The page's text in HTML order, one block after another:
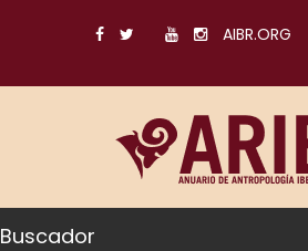
AIBR.ORG
Buscador